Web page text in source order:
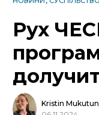
Рух
Kristin Mukutun